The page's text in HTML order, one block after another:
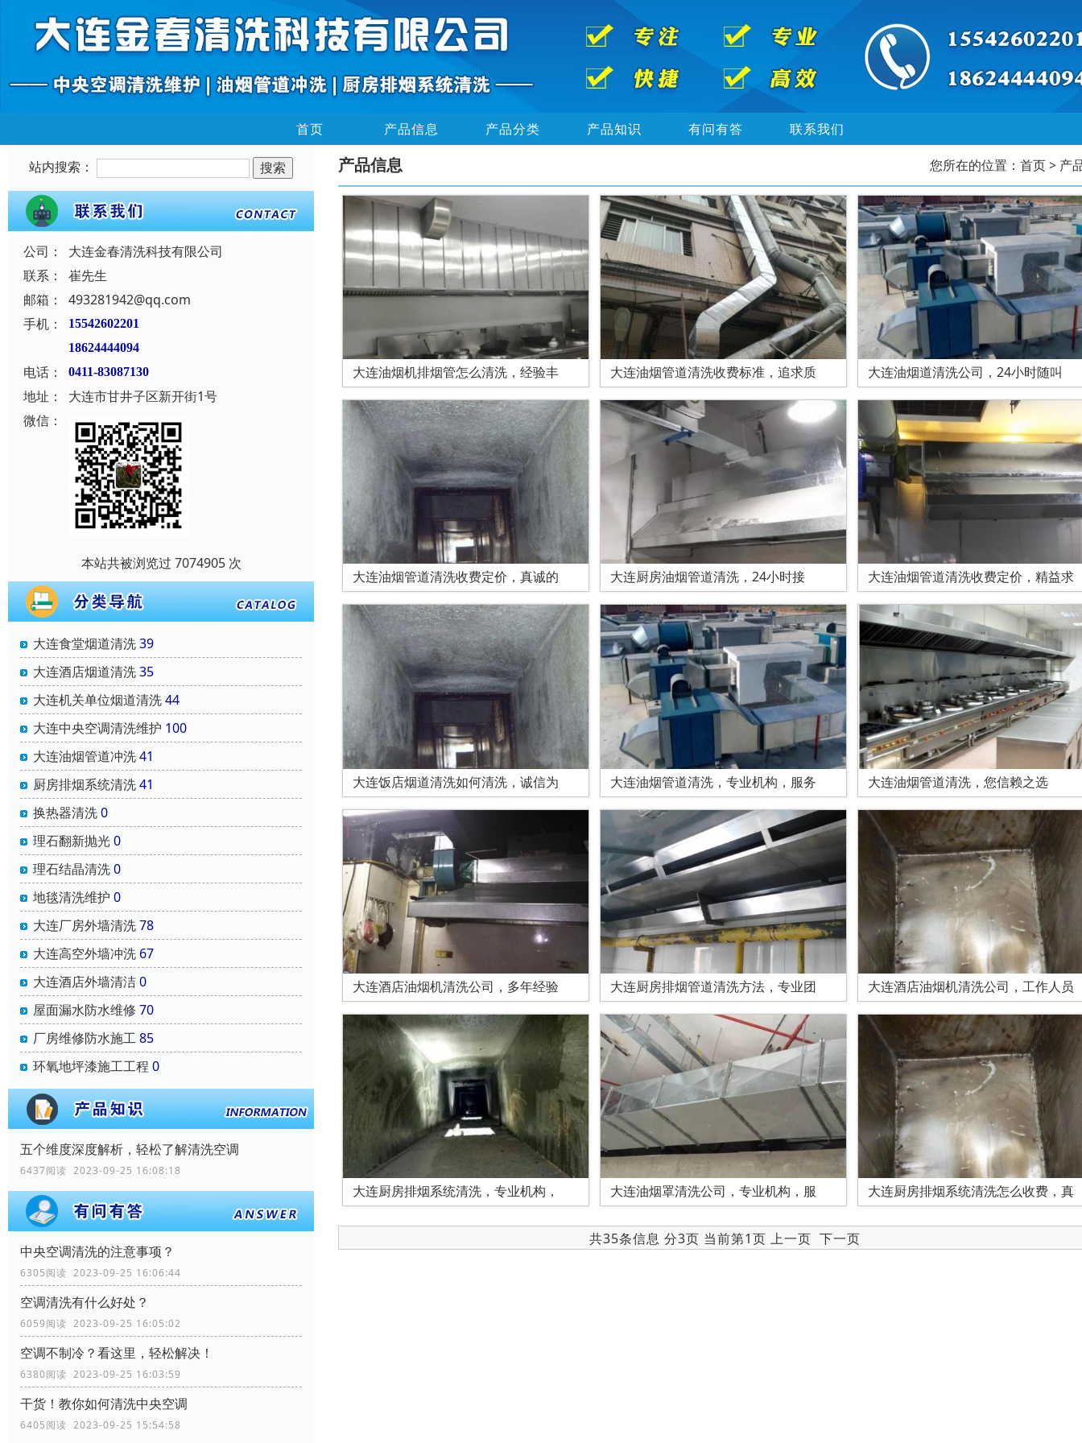
首页 产品信息 产品分类 产品知识 有问有答 联系我们
站内搜索：
公司：
大连金春清洗科技有限公司
联系：
崔先生
邮箱：
493281942@qq.com
手机：
15542602201
18624444094
电话： 0411-83087130
地址：
大连市甘井子区新开街1号
微信：
本站共被浏览过 7074905 次
大连食堂烟道清洗39
大连酒店烟道清洗35
大连机关单位烟道清洗44
大连中央空调清洗维护 100
大连油烟管道冲洗41
厨房排烟系统清洗41
换热器清洗0
理石翻新抛光0
理石结晶清洗0
地毯清洗维护 0
大连厂房外墙清洗78
大连高空外墙冲洗 67
大连酒店外墙清洁0
屋面漏水防水维修 70
厂房维修防水施工85
环氧地坪漆施工工程 0
五个维度深度解析，轻松了解清洗空调
6437阅读 2023-09-25 16:08:18
中央空调清洗的注意事项？
6305阅读 2023-09-25 16:06:44
空调清洗有什么好处？
6059阅读 2023-09-25 16:05:02
空调不制冷？看这里，轻松解决！
6380阅读 2023-09-25 16:03:59
干货！教你如何清洗中央空调
6405阅读 2023-09-25 15:54:58
产品信息 您所在的位置： 首页> 产
大连油烟机排烟管怎么清洗，经验丰 大连油烟管道清洗收费标准，追求质 大连油烟道清洗公司，24小时随叫
大连油烟管道清洗收费定价，真诚的 大连厨房油烟管道清洗，24小时接 大连油烟管道清洗收费定价，精益求
大连饭店烟道清洗如何清洗，诚信为 大连油烟管道清洗，专业机构，服务 大连油烟管道清洗，您信赖之选
大连酒店油烟机清洗公司，多年经验 大连厨房排烟管道清洗方法，专业团 大连酒店油烟机清洗公司，工作人员
大连厨房排烟系统清洗，专业机构， 大连油烟罩清洗公司，专业机构，服 大连厨房排烟系统清洗怎么收费，真
共35条信息 分3页 当前第1页 上一页 下一页